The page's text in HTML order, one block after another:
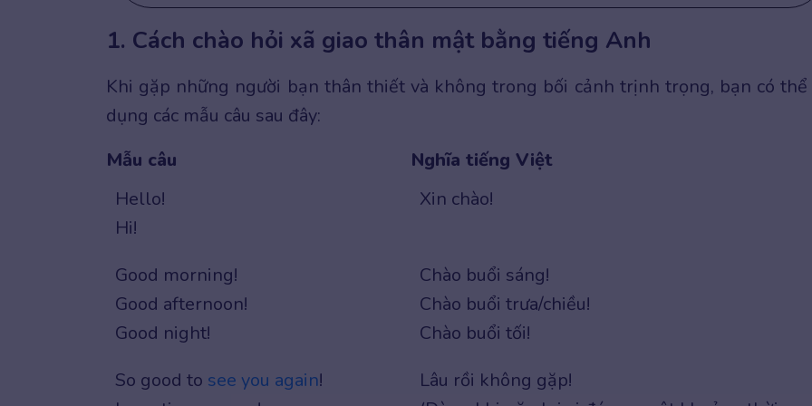
1. Cách chào hỏi xã giao thân mật bằng tiếng Anh
Khi gặp những người bạn thân thiết và không trong bối cảnh trịnh trọng, bạn có thể
dụng các mẫu câu sau đây:
Mẫu câu
Nghĩa tiếng Việt
Hello!
Hi!
Xin chào!
Good morning!
Good afternoon!
Good night!
Chào buổi sáng!
Chào buổi trưa/chiều!
Chào buổi tối!
So good to see you again!
Lâu rồi không gặp!